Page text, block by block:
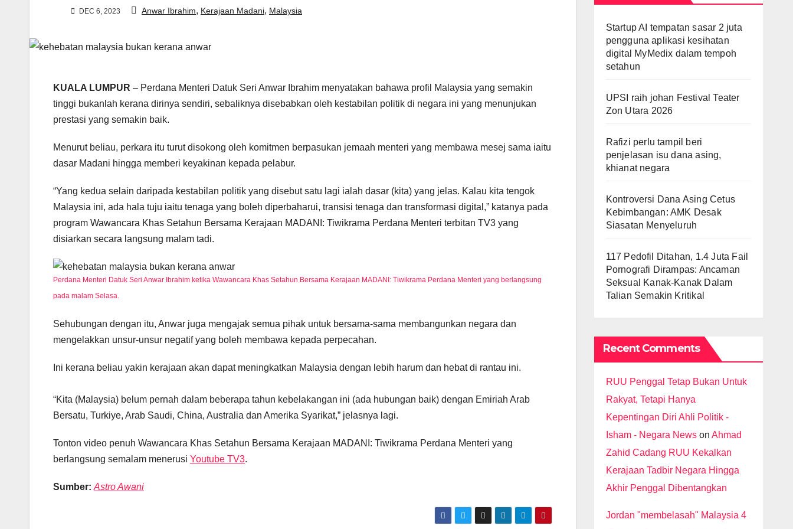
DEC 6, 2023 Anwar Ibrahim, Kerajaan Madani, Malaysia
KUALA LUMPUR – Perdana Menteri Datuk Seri Anwar Ibrahim menyatakan bahawa profil Malaysia yang semakin
tinggi bukanlah kerana dirinya sendiri, sebaliknya disebabkan oleh kestabilan politik di negara ini yang menunjukan
prestasi yang semakin baik.
Menurut beliau, perkara itu turut disokong oleh komitmen berpasukan jemaah menteri yang membawa mesej sama iaitu
dasar Madani hingga memberi keyakinan kepada pelabur.
“Yang kedua selain daripada kestabilan politik yang disebut satu lagi ialah dasar (kita) yang jelas. Kalau kita tengok
Malaysia ini, ada hala tuju iaitu tenaga yang boleh diperbaharui, transisi tenaga dan transformasi digital,” katanya pada
program Wawancara Khas Setahun Bersama Kerajaan MADANI: Tiwikrama Perdana Menteri terbitan TV3 yang
disiarkan secara langsung malam tadi.
Perdana Menteri Datuk Seri Anwar Ibrahim ketika Wawancara Khas Setahun Bersama Kerajaan MADANI: Tiwikrama Perdana Menteri yang berlangsung
pada malam Selasa.
Sehubungan dengan itu, Anwar juga mengajak semua pihak untuk bersama-sama membangunkan negara dan
mengelakkan unsur-unsur negatif yang boleh membawa kepada perpecahan.
Ini kerana beliau yakin kerajaan akan dapat meningkatkan Malaysia dengan lebih harum dan hebat di rantau ini.
“Kita (Malaysia) belum pernah dalam beberapa tahun kebelakangan ini (ada hubungan baik) dengan Emiriah Arab
Bersatu, Turkiye, Arab Saudi, China, Australia dan Amerika Syarikat,” jelasnya lagi.
Tonton video penuh Wawancara Khas Setahun Bersama Kerajaan MADANI: Tiwikrama Perdana Menteri yang
berlangsung semalam menerusi Youtube TV3.
Sumber: Astro Awani
Startup AI tempatan sasar 2 juta
pengguna aplikasi kesihatan
digital MyMedix dalam tempoh
setahun
UPSI raih johan Festival Teater
Zon Utara 2026
Rafizi perlu tampil beri
penjelasan isu dana asing,
khianat negara
Kontroversi Dana Asing Cetus
Kebimbangan: AMK Desak
Siasatan Menyeluruh
117 Pedofil Ditahan, 1.4 Juta Fail
Pornografi Dirampas: Ancaman
Seksual Kanak-Kanak Dalam
Talian Semakin Kritikal
Recent Comments
RUU Penggal Tetap Bukan Untuk
Rakyat, Tetapi Hanya
Kepentingan Diri Ahli Politik -
Isham - Negara Newson Ahmad
Zahid Cadang RUU Kekalkan
Kerajaan Tadbir Negara Hingga
Akhir Penggal Dibentangkan
Jordan "membelasah" Malaysia 4